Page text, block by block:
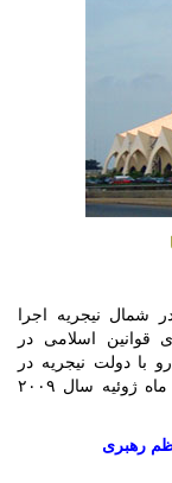
از سال ۲۰۰۰ میلادی در شمال نیجریه اجرا
اسلامی در
با دولت نیجریه در
ایالت‌های کانو، بورنو و یوبه در شمال نیجریه در ماه ژوئیه سال ۲۰۰۹
رهبری